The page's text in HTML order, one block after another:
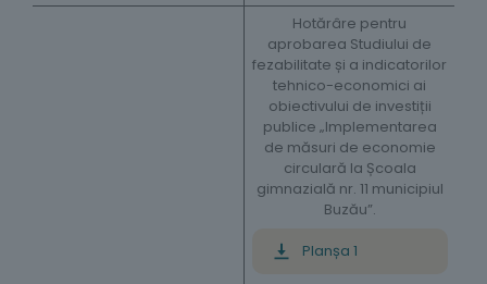
Hotărâre pentru
aprobarea Studiului de
fezabilitate și a indicatorilor
tehnico-economici ai
obiectivului de investiții
publice „Implementarea
de măsuri de economie
circulară la Școala
gimnazială nr. 11 municipiul
Buzău”.
Planșa 1